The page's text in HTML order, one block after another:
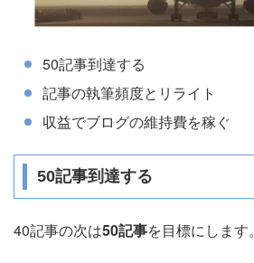
50記事到達する
記事の執筆頻度とリライト
収益でブログの維持費を稼ぐ
50記事到達する
40記事の次は50記事を目標にします。